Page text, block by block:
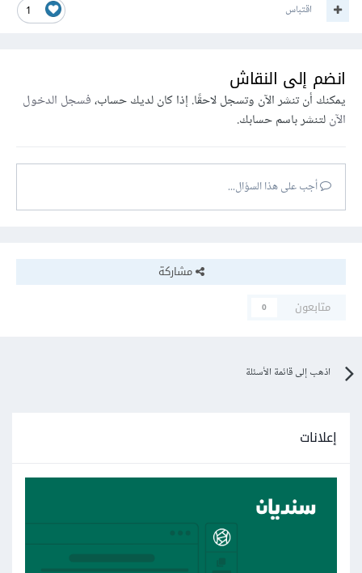
1 اقتباس
انضم إلى النقاش
يمكنك أن تنشر الآن وتسجل لاحقًا. إذا كان لديك حساب،فسجل الدخول
الآنلتنشر باسم حسابك.
أجب على هذا السؤال...
مشاركة
متابعون
0
اذهب إلى قائمة الأسئلة
إعلانات